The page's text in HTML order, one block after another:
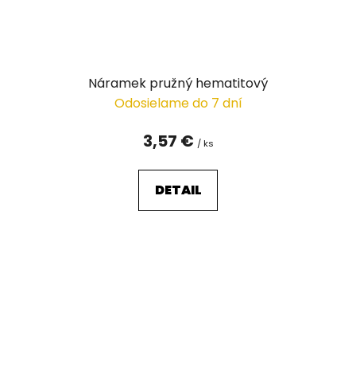
Náramek pružný hematitový
Odosielame do 7 dní
3,57 € / ks
DETAIL